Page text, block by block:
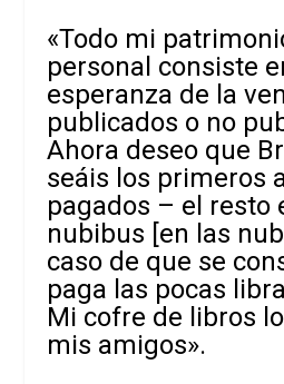
«Todo mi
personal consiste
esperanza de la
publicados o no
Ahora deseo que
seáis los primeros
pagados – el resto
nubibus [en las
caso de que se
paga las pocas
Mi cofre de libros
mis amigos».